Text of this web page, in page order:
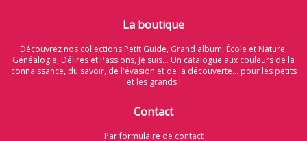
La boutique
Découvrez nos collections Petit Guide, Grand album, École et Nature,
Généalogie, Délires et Passions, Je suis... Un catalogue aux couleurs de la
connaissance, du savoir, de l'évasion et de la découverte... pour les petits
et les grands !
Contact
Par formulaire de contact